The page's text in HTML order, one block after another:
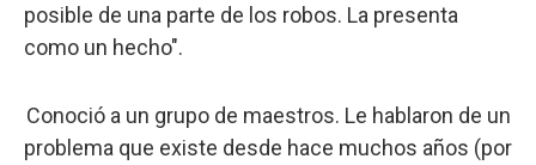
posible de una parte de los robos. La presenta
como un hecho".
Conoció a un grupo de maestros. Le hablaron de un
problema que existe desde hace muchos años (por